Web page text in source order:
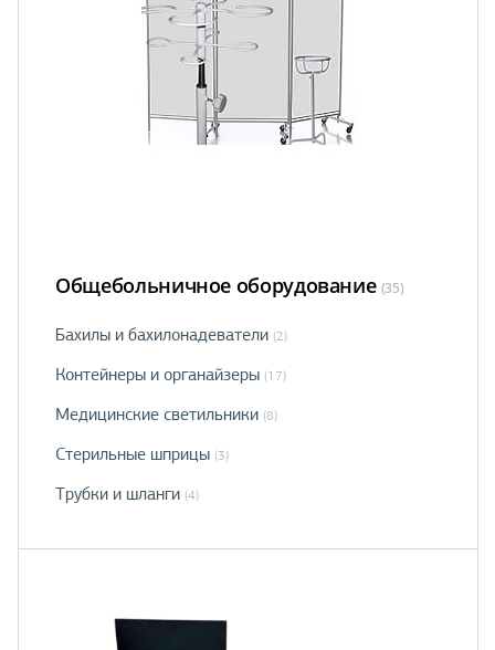
Общебольничное оборудование (35)
Бахилы и бахилонадеватели (2)
Контейнеры и органайзеры (17)
Медицинские светильники (8)
Стерильные шприцы (3)
Трубки и шланги (4)